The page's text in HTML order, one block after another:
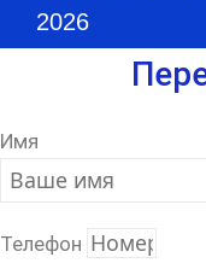
2026
Имя
Телефон